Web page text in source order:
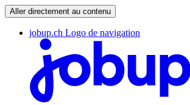
Aller directement au contenu
jobup.ch Logo de navigation